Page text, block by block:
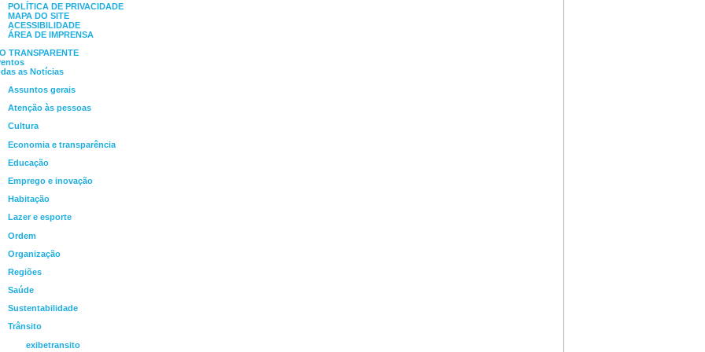
POLÍTICA DE PRIVACIDADE
MAPA DO SITE
ACESSIBILIDADE
ÁREA DE IMPRENSA
TRANSPARENTE
as Notícias
Assuntos gerais
Atenção às pessoas
Cultura
Economia e transparência
Educação
Emprego e inovação
Habitação
Lazer e esporte
Ordem
Organização
Regiões
Saúde
Sustentabilidade
Trânsito
exibetransito